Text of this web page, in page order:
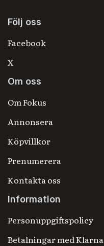
Följ oss
Facebook
X
Om oss
Om Fokus
Annonsera
Köpvillkor
Prenumerera
Kontakta oss
Information
Personuppgiftspolicy
Betalningar med Klarna